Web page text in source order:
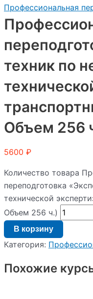
Профессиональная
техник по
Объем 256
5600 ₽
Количество товара
переподготовка
технической
Объем 256 ч.)
В корзину
Категория:
Похожие